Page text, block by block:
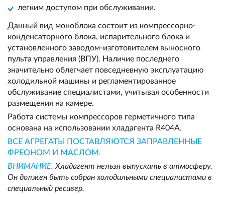
легким доступом при обслуживании.
Данный вид моноблока состоит из компрессорно-
конденсаторного блока, испарительного блока и
установленного заводом-изготовителем выносного
пульта управления (ВПУ). Наличие последнего
значительно облегчает повседневную эксплуатацию
холодильной машины и регламентированное
обслуживание специалистами, учитывая особенности
размещения на камере.
Работа системы компрессоров герметичного типа
основана на использовании хладагента R404A.
ВСЕ АГРЕГАТЫ ПОСТАВЛЯЮТСЯ ЗАПРАВЛЕННЫЕ
ФРЕОНОМ И МАСЛОМ.
ВНИМАНИЕ. Хладагент нельзя выпускать в атмосферу.
Он должен быть собран холодильными специалистами в
специальный ресивер.